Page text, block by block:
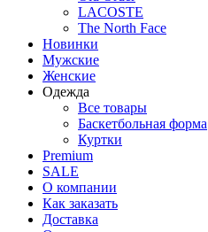
LACOSTE
The North Face
Новинки
Мужские
Женские
Одежда
Все товары
Баскетбольная форма
Куртки
Premium
SALE
О компании
Как заказать
Доставка